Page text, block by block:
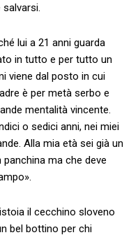
lui a 21 anni guarda
in tutto e per tutto un
viene dal posto in cui
è per metà serbo e
mentalità vincente.
o sedici anni, nei miei
Alla mia età sei già un
ma che deve
il cecchino sloveno
bel bottino per chi